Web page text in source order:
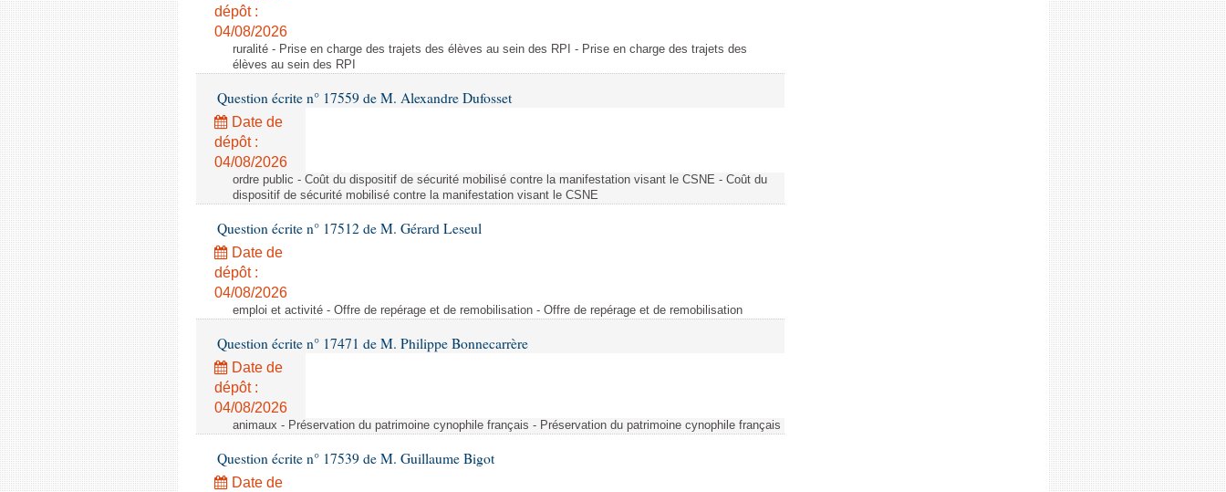
dépôt :
04/08/2026
ruralité - Prise en charge des trajets des élèves au sein des RPI - Prise en charge des trajets des
élèves au sein des RPI
Question écrite n° 17559 de M. Alexandre Dufosset
Date de
dépôt :
04/08/2026
ordre public - Coût du dispositif de sécurité mobilisé contre la manifestation visant le CSNE - Coût du
dispositif de sécurité mobilisé contre la manifestation visant le CSNE
Question écrite n° 17512 de M. Gérard Leseul
Date de
dépôt :
04/08/2026
emploi et activité - Offre de repérage et de remobilisation - Offre de repérage et de remobilisation
Question écrite n° 17471 de M. Philippe Bonnecarrère
Date de
dépôt :
04/08/2026
animaux - Préservation du patrimoine cynophile français - Préservation du patrimoine cynophile français
Question écrite n° 17539 de M. Guillaume Bigot
Date de